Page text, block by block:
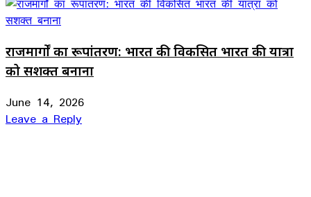
राजमार्गों का रूपांतरण: भारत की विकसित भारत की यात्रा
को सशक्त बनाना
June 14, 2026
Leave a Reply